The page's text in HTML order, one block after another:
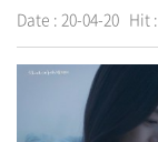
Date : 20-04-20 Hit :